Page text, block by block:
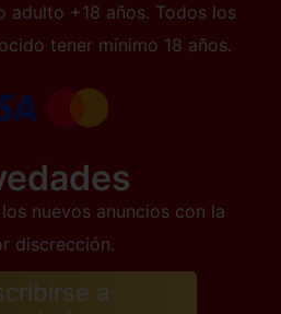
adulto +18 años. Todos los
tener mínimo 18 años.
nuevos anuncios con la
discrección.
a